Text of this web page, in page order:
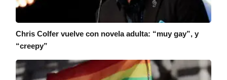
Chris Colfer vuelve con novela adulta: “muy gay”, y
“creepy”